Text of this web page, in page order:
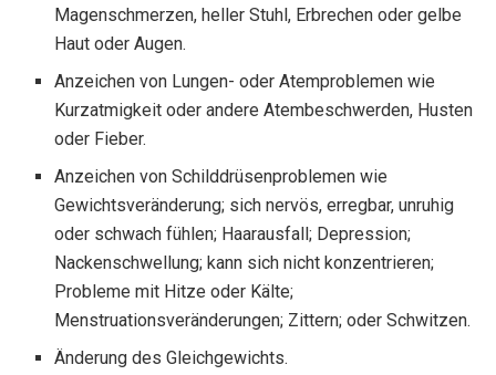
Magenschmerzen, heller Stuhl, Erbrechen oder gelbe
Haut oder Augen.
Anzeichen von Lungen- oder Atemproblemen wie
Kurzatmigkeit oder andere Atembeschwerden, Husten
oder Fieber.
Anzeichen von Schilddrüsenproblemen wie
Gewichtsveränderung; sich nervös, erregbar, unruhig
oder schwach fühlen; Haarausfall; Depression;
Nackenschwellung; kann sich nicht konzentrieren;
Probleme mit Hitze oder Kälte;
Menstruationsveränderungen; Zittern; oder Schwitzen.
Änderung des Gleichgewichts.